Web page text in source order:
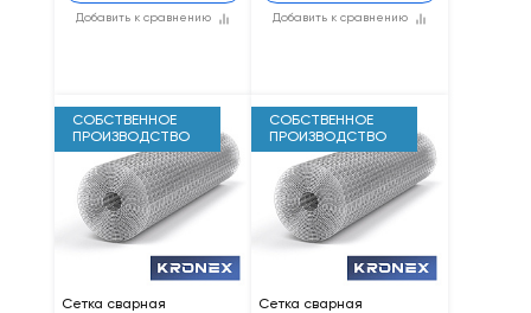
Добавить к сравнению Добавить к сравнению
СОБСТВЕННОЕ
ПРОИЗВОДСТВО
Сетка сварная
СОБСТВЕННОЕ
ПРОИЗВОДСТВО
Сетка сварная